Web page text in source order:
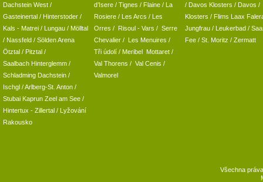
Dachstein West /
Gasteinertal / Hinterstoder /
Kals - Matrei / Lungau / Mölltal
/ Nassfeld / Sölden Arena
Ötztal / Pitztal /
Saalbach Hinterglemm /
Schladming Dachstein /
Ischgl /Arlberg-St. Anton /
Stubai Kaprun Zeel am See /
Hintertux - Zillertal / Lyžování
Rakousko
d’Isere / Tignes / Flaine / La
Rosiere / Les Arcs / Les
Orres / Risoul - Vars / Serre
Chevalier / Les Menuires /
Tři údolí / Meribel Mottaret /
Val Thorens / Val Cenis /
Valmorel
/ Davos Klosters / Davos /
Klosters / Flims Laax
Jungfrau / Leukerbad /
Fee / St. Moritz / Zermatt
Všechna